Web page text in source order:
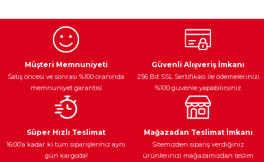
Egzoz Sistemi
Ateşleme Sistemi Araç Yağları
Müşteri Memnuniyeti
Satış öncesi ve sonrası %100 oranında
memnuniyet garantisi
Güvenli Alışveriş İmkanı
256 Bit SSL Sertifikası ile ödemelerinizi
%100 güvenle yapabilirsiniz
Süper Hızlı Teslimat
16:00’a kadar ki tüm siparişleriniz aynı
gün kargoda!
Mağazadan Teslimat İmkanı
Sitemizden sipariş verdiğiniz
ürünlerinizi mağazamızdan teslim